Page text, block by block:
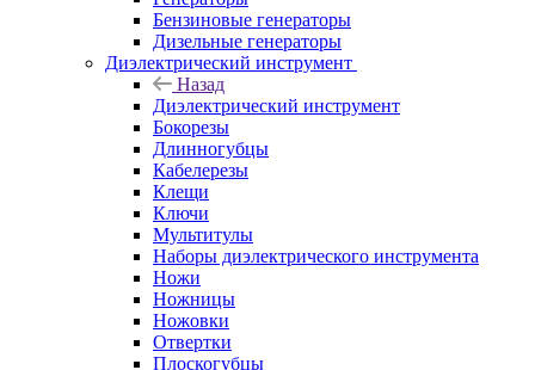
Бензиновые генераторы
Дизельные генераторы
Диэлектрический инструмент
Назад
Диэлектрический инструмент
Бокорезы
Длинногубцы
Кабелерезы
Клещи
Ключи
Мультитулы
Наборы диэлектрического инструмента
Ножи
Ножницы
Ножовки
Отвертки
Плоскогубцы